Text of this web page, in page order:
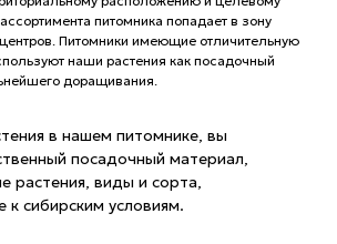
питомника попадает в зону
Питомники имеющие отличительную
наши растения как посадочный
доращивания.
в нашем питомнике, вы
посадочный материал,
растения, виды и сорта,
к сибирским условиям.